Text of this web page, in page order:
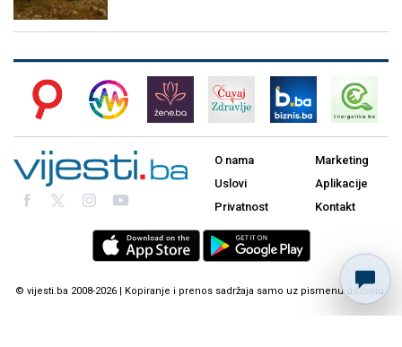
O nama
Uslovi
Privatnost
Marketing
Aplikacije
Kontakt
© vijesti.ba 2008-2026 | Kopiranje i prenos sadržaja samo uz pismenu dozvolu.